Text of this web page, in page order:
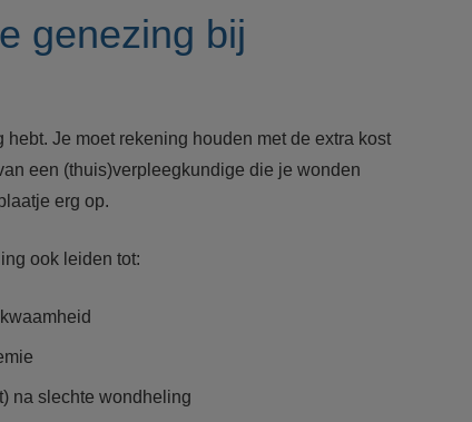
genezing bij
Je moet rekening houden met de extra kost
een (thuis)verpleegkundige die je wonden
erg op.
ook leiden tot:
na slechte wondheling